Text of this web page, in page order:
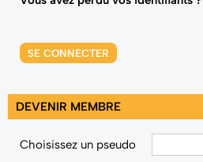
SE CONNECTER
DEVENIR MEMBRE
Choisissez un pseudo